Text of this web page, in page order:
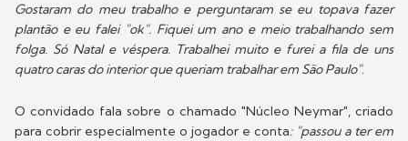
Gostaram do meu trabalho e perguntaram se eu topava fazer
plantão e eu falei "ok". Fiquei um ano e meio trabalhando sem
folga. Só Natal e véspera. Trabalhei muito e furei a fila de uns
quatro caras do interior que queriam trabalhar em São Paulo".
O convidado fala sobre o chamado "Núcleo Neymar", criado
para cobrir especialmente o jogador e conta: "passou a ter em